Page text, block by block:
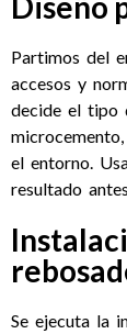
Partimos del
accesos y
decide el tipo
el entorno.
resultado
Se ejecuta la